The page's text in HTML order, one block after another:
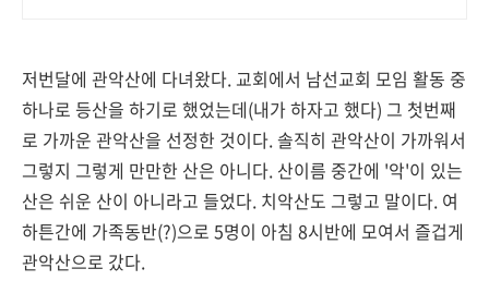
저번달에 관악산에 다녀왔다. 교회에서 남선교회 모임 활동 중
하나로 등산을 하기로 했었는데(내가 하자고 했다) 그 첫번째
로 가까운 관악산을 선정한 것이다. 솔직히 관악산이 가까워서
그렇지 그렇게 만만한 산은 아니다. 산이름 중간에 '악'이 있는
산은 쉬운 산이 아니라고 들었다. 치악산도 그렇고 말이다. 여
하튼간에 가족동반(?)으로 5명이 아침 8시반에 모여서 즐겁게
관악산으로 갔다.